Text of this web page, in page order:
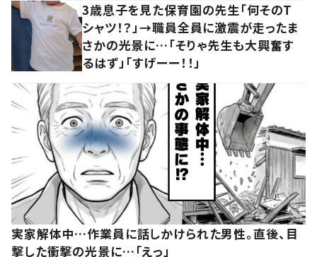
3歳息子を見た保育園の先生「何そのT
シャツ！？」→職員全員に激震が走ったま
さかの光景に…「そりゃ先生も大興奮す
るはず」「すげーー！！」
実家解体中…作業員に話しかけられた男性。直後、目
撃した衝撃の光景に…「えっ」